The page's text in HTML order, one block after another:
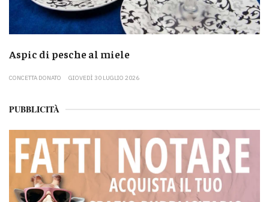
Aspic di pesche al miele
CONCETTA DONATO GIOVEDÌ 30 LUGLIO 2026
PUBBLICITÀ